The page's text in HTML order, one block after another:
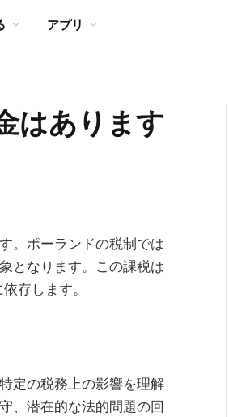
アプリ
はあります
。ポーランドの税制では
となります。この課税は
存します。
定の税務上の影響を理解
、潜在的な法的問題の回